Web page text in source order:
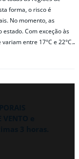
forma, o risco é
No momento, as
estado. Com exceção às
entre 17°C e 22°C..